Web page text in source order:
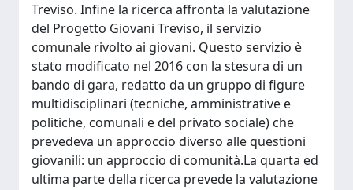
Treviso. Infine la ricerca affronta la valutazione
del Progetto Giovani Treviso, il servizio
comunale rivolto ai giovani. Questo servizio è
stato modificato nel 2016 con la stesura di un
bando di gara, redatto da un gruppo di figure
multidisciplinari (tecniche, amministrative e
politiche, comunali e del privato sociale) che
prevedeva un approccio diverso alle questioni
giovanili: un approccio di comunità.La quarta ed
ultima parte della ricerca prevede la valutazione